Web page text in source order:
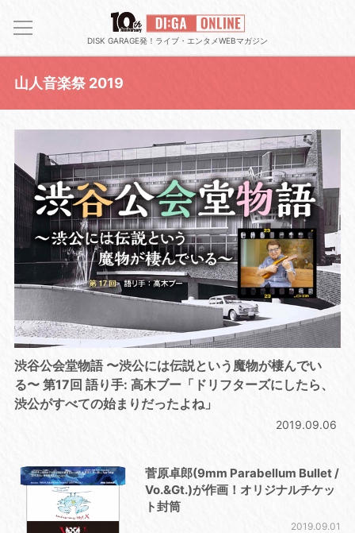
DISK GARAGE発！ライブ・エンタメWEBマガジン
山人音楽祭 2019
渋谷公会堂物語 〜渋公には伝説という魔物が棲んでい
る〜 第17回 語り手: 高木ブー「ドリフターズにしたら、
渋公がすべての始まりだったよね」
2019.09.06
菅原卓郎(9mm Parabellum Bullet /
Vo.&Gt.)が作画！オリジナルチケッ
ト封筒
2019.09.01